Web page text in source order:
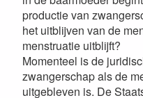
productie van
het uitblijven van de
menstruatie uitblijft?
Momenteel is de
zwangerschap als de
uitgebleven is. De